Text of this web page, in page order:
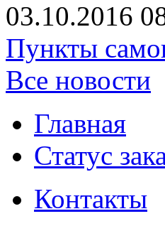
03.10.2016
Пункты
Все новости
Главная
Статус
Контакты